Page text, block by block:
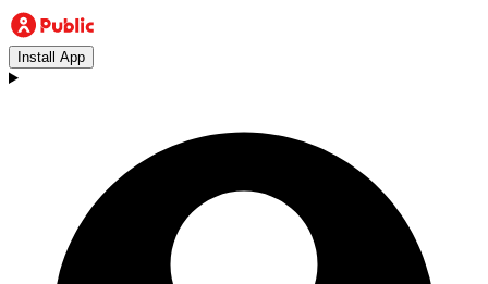
Install App